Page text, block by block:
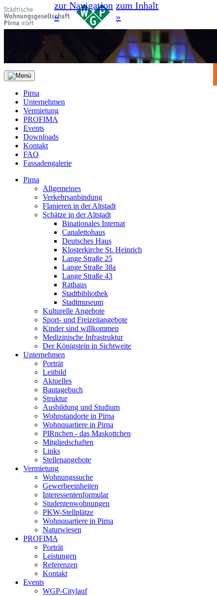
zur Navigation
»
zum Inhalt
»
Pirna
Unternehmen
Vermietung
PROFIMA
Events
Downloads
Kontakt
FAQ
Fassadengalerie
Pirna
Allgemeines
Verkehrsanbindung
Flanieren in der Altstadt
Schätze in der Altstadt
Binationales Internat
Canalettohaus
Deutsches Haus
Klosterkirche St. Heinrich
Lange Straße 25
Lange Straße 38a
Lange Straße 43
Rathaus
Stadtbibliothek
Stadtmuseum
Kulturelle Angebote
Sport- und Freizeitangebote
Kinder sind willkommen
Medizinische Infrastruktur
Der Königstein in Sichtweite
Unternehmen
Porträt
Leitbild
Aktuelles
Bautagebuch
Struktur
Ausbildung und Studium
Wohnstandorte in Pirna
Wohnquartiere in Pirna
PIRnchen - das Maskottchen
Mitgliedschaften
Links
Stellenangebote
Vermietung
Wohnungssuche
Gewerbeeinheiten
Interessentenformular
Studentenwohnungen
PKW-Stellplätze
Wohnquartiere in Pirna
Naturwiesen
PROFIMA
Porträt
Leistungen
Referenzen
Kontakt
Events
WGP-Citylauf